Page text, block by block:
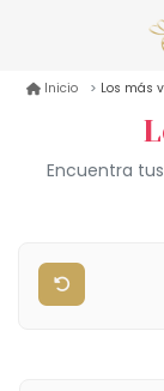
Inicio Los más
Encuentra